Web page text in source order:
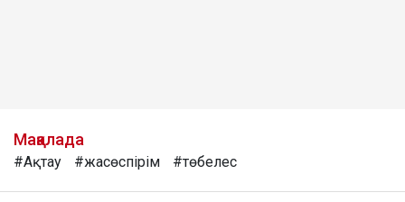
Мақалада
#Ақтау #жасөспірім #төбелес